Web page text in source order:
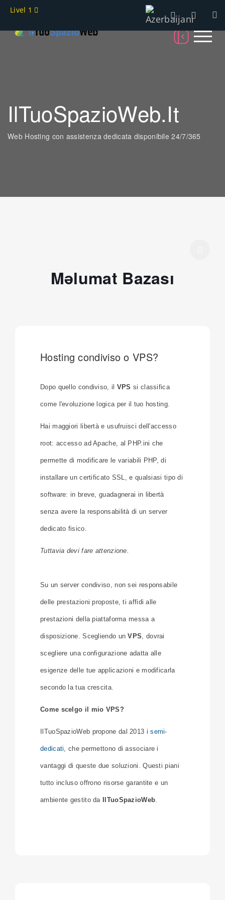
Livel 1
IlTuoSpazioWeb.it
Web Hosting con assistenza dedicata disponibile 24/7/365
Məlumat Bazası
Hosting condiviso o VPS?
Dopo quello condiviso, il VPS si classifica
come l'evoluzione logica per il tuo hosting.
Hai maggiori libertà e usufruisci dell'accesso
root: accesso ad Apache, al PHP.ini che
permette di modificare le variabili PHP, di
installare un certificato SSL, e qualsiasi tipo di
software: in breve, guadagnerai in libertà
senza avere la responsabilità di un server
dedicato fisico.
Tuttavia devi fare attenzione.
Su un server condiviso, non sei responsabile
delle prestazioni proposte, ti affidi alle
prestazioni della piattaforma messa a
disposizione. Scegliendo unVPS, dovrai
scegliere una configurazione adatta alle
esigenze delle tue applicazioni e modificarla
secondo la tua crescita.
Come scelgo il mio VPS?
IlTuoSpazioWeb propone dal 2013 isemi-
dedicati, che permettono di associare i
vantaggi di queste due soluzioni. Questi piani
tutto incluso offrono risorse garantite e un
ambiente gestito da IlTuoSpazioWeb.